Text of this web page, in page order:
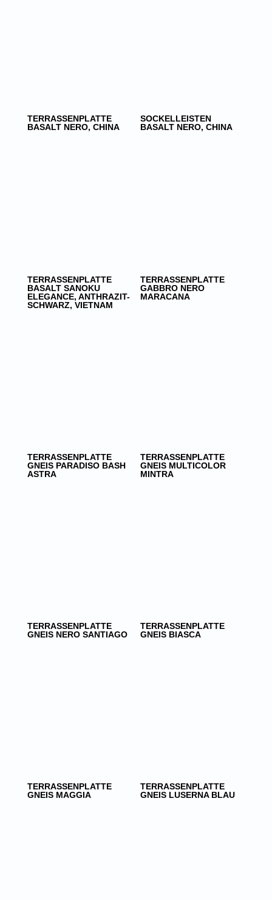
TERRASSENPLATTE
BASALT NERO, CHINA
SOCKELLEISTEN
BASALT NERO, CHINA
TERRASSENPLATTE
BASALT SANOKU
ELEGANCE, ANTHRAZIT-
SCHWARZ, VIETNAM
TERRASSENPLATTE
GABBRO NERO
MARACANA
TERRASSENPLATTE
GNEIS PARADISO BASH
ASTRA
TERRASSENPLATTE
GNEIS MULTICOLOR
MINTRA
TERRASSENPLATTE
GNEIS NERO SANTIAGO
TERRASSENPLATTE
GNEIS BIASCA
TERRASSENPLATTE
GNEIS MAGGIA
TERRASSENPLATTE
GNEIS LUSERNA BLAU